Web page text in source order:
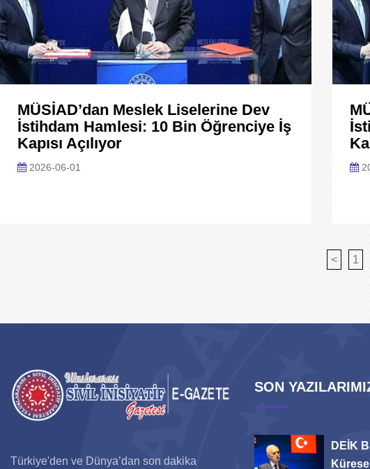
MÜSİAD’dan Meslek Liselerine Dev
İstihdam Hamlesi: 10 Bin Öğrenciye İş
Kapısı Açılıyor
2026-06-01
< 1
Türkiye'den ve Dünya’dan son dakika
SON
DEİK